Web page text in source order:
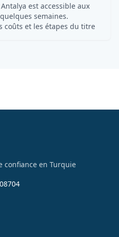
est accessible aux
semaines.
coûts et les étapes du titre
confiance en Turquie